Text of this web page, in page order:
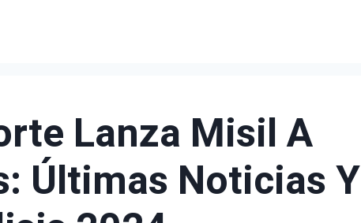
Lanza Misil A
Últimas Noticias Y